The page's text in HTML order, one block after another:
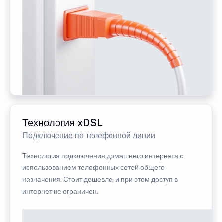
Технология xDSL
Подключение по телефонной линии
Технология подключения домашнего интернета с
использованием телефонных сетей общего
назначения. Стоит дешевле, и при этом доступ в
интернет не ограничен.